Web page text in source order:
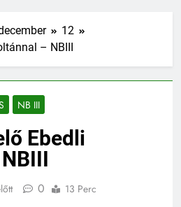
12
– NBIII
NB III
Ebedli
0 13 Perc